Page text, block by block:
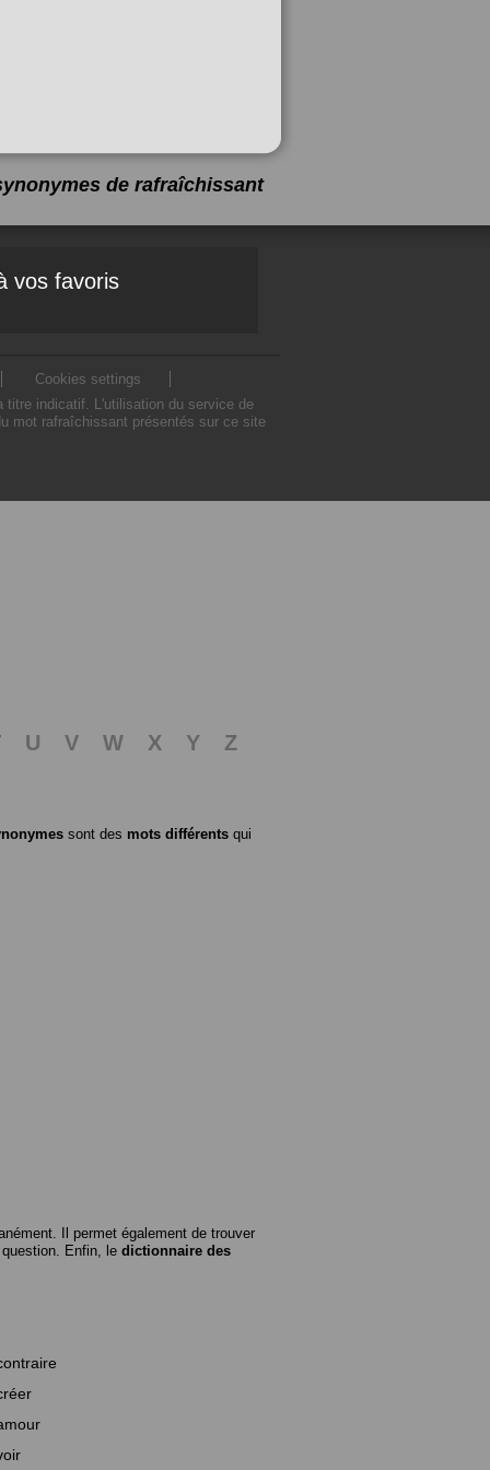
de rafraîchissant
vos favoris
Cookies settings
indicatif. L'utilisation du service de
mot rafraîchissant présentés sur ce site
U V W X Y
Z
sont des mots différents qui
Il permet également de trouver
Enfin, le dictionnaire des